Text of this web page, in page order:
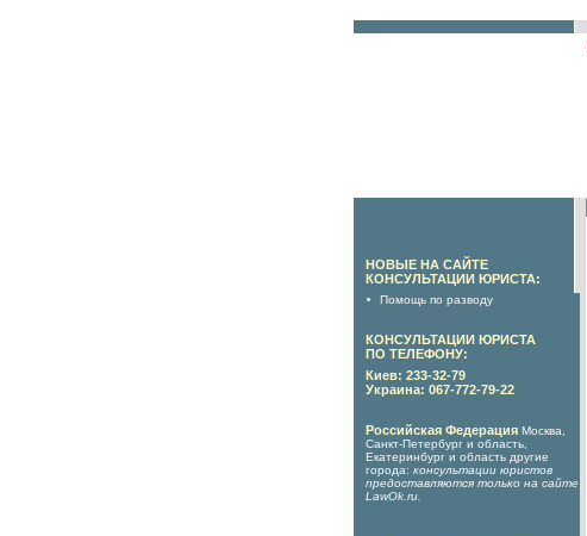
НОВЫЕ НА САЙТЕ
КОНСУЛЬТАЦИИ ЮРИСТА:
Помощь по разводу
КОНСУЛЬТАЦИИ ЮРИСТА
ПО ТЕЛЕФОНУ:
Киев: 233-32-79
Украина: 067-772-79-22
Российская Федерация Москва,
Санкт-Петербург и область,
Екатеринбург и область другие
города: консультации юристов
предоставляются только на сайте
LawOk.ru